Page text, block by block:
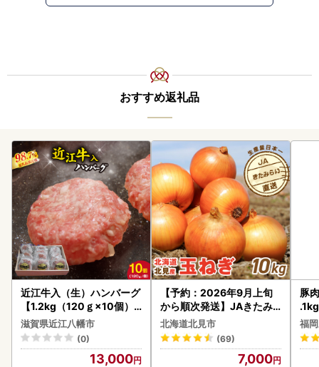
おすすめ返礼品
近江牛入（生）ハンバーグ
【1.2kg（120ｇ×10個）
】【AG09W】
滋賀県近江八幡市
(0)
13,000
【予約：2026年9月上旬
から順次発送】JAきたみ
らい産 玉ねぎ Lサイズ 10k
g ( タマネギ たまねぎ 野菜
)【210-0003-2026】
北海道北見市
(69)
7,000
豚
福